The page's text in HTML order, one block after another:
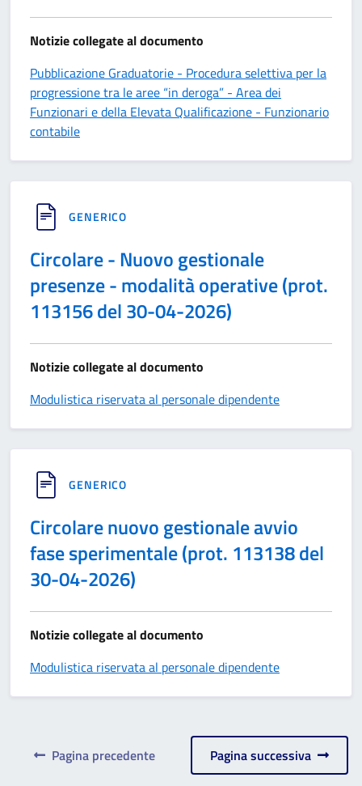
Notizie collegate al documento
Pubblicazione Graduatorie - Procedura selettiva per la
progressione tra le aree “in deroga” - Area dei
Funzionari e della Elevata Qualificazione - Funzionario
contabile
GENERICO
Circolare - Nuovo gestionale
presenze - modalità operative (prot.
113156 del 30-04-2026)
Notizie collegate al documento
Modulistica riservata al personale dipendente
GENERICO
Circolare nuovo gestionale avvio
fase sperimentale (prot. 113138 del
30-04-2026)
Notizie collegate al documento
Modulistica riservata al personale dipendente
Pagina precedente Pagina successiva